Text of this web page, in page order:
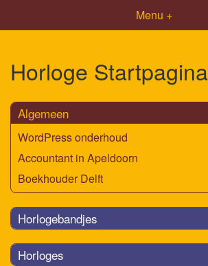
Menu +
Horloge Startpagina
Algemeen
WordPress onderhoud
Accountant in Apeldoorn
Boekhouder Delft
Horlogebandjes
Horloges